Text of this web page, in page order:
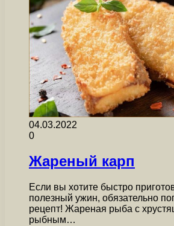
04.03.2022
0
Жареный карп
Если вы хотите быстро
полезный ужин, обязательно
рецепт! Жареная рыба с
рыбным…